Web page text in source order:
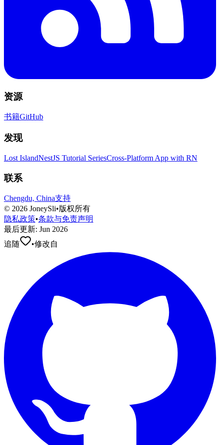
资源
书籍GitHub
发现
Lost IslandNestJS Tutorial SeriesCross-Platform App with RN
联系
Chengdu, China支持
© 2026 JoneySli•版权所有
隐私政策•条款与免责声明
最后更新: Jun 2026
追随
•修改自